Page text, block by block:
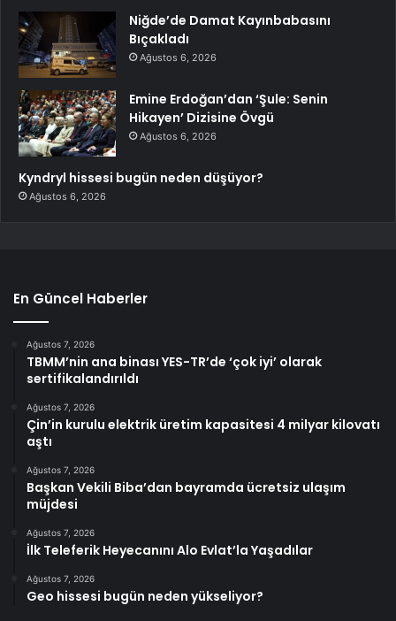
Niğde’de Damat Kayınbabasını
Bıçakladı
Ağustos 6, 2026
Emine Erdoğan’dan ‘Şule: Senin
Hikayen’ Dizisine Övgü
Ağustos 6, 2026
Kyndryl hissesi bugün neden düşüyor?
Ağustos 6, 2026
En Güncel Haberler
Ağustos 7, 2026
TBMM’nin ana binası YES-TR’de ‘çok iyi’ olarak
sertifikalandırıldı
Ağustos 7, 2026
Çin’in kurulu elektrik üretim kapasitesi 4 milyar kilovatı
aştı
Ağustos 7, 2026
Başkan Vekili Biba’dan bayramda ücretsiz ulaşım
müjdesi
Ağustos 7, 2026
İlk Teleferik Heyecanını Alo Evlat’la Yaşadılar
Ağustos 7, 2026
Geo hissesi bugün neden yükseliyor?